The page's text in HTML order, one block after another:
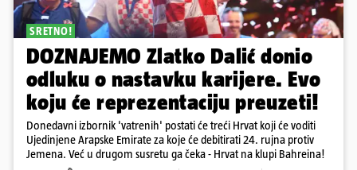
SRETNO!
DOZNAJEMO Zlatko Dalić donio
odluku o nastavku karijere. Evo
koju će reprezentaciju preuzeti!
Donedavni izbornik 'vatrenih' postati će treći Hrvat koji će voditi
Ujedinjene Arapske Emirate za koje će debitirati 24. rujna protiv
Jemena. Već u drugom susretu ga čeka - Hrvat na klupi Bahreina!